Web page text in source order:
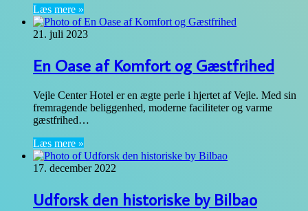
Læs mere »
21. juli 2023
En Oase af Komfort og Gæstfrihed
Vejle Center Hotel er en ægte perle i hjertet af Vejle. Med sin
fremragende beliggenhed, moderne faciliteter og varme
gæstfrihed…
Læs mere »
17. december 2022
Udforsk den historiske by Bilbao